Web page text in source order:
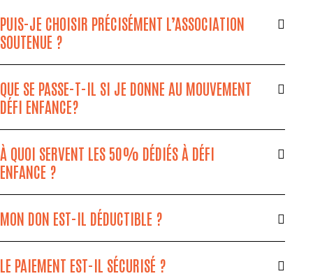
PUIS-JE CHOISIR PRÉCISÉMENT L’ASSOCIATION
SOUTENUE ?
QUE SE PASSE-T-IL SI JE DONNE AU MOUVEMENT
DÉFI ENFANCE?
À QUOI SERVENT LES 50% DÉDIÉS À DÉFI
ENFANCE ?
MON DON EST-IL DÉDUCTIBLE ?
LE PAIEMENT EST-IL SÉCURISÉ ?